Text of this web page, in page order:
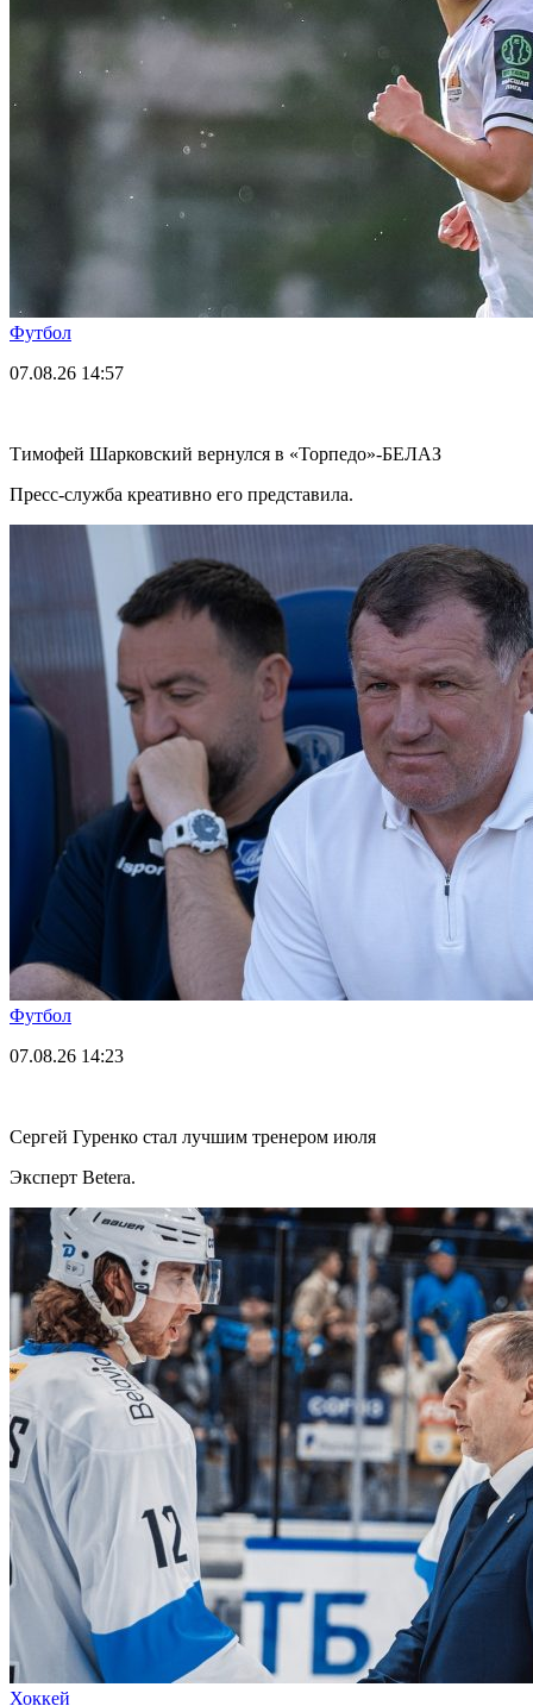
Футбол
07.08.26 14:57
Тимофей Шарковский вернулся в «Торпедо»-БЕЛАЗ
Пресс-служба креативно его представила.
Футбол
07.08.26 14:23
Сергей Гуренко стал лучшим тренером июля
Эксперт Betera.
Хоккей